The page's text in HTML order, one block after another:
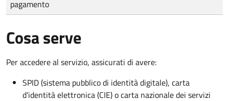
pagamento
Cosa serve
Per accedere al servizio, assicurati di avere:
SPID (sistema pubblico di identità digitale), carta
d’identità elettronica (CIE) o carta nazionale dei servizi